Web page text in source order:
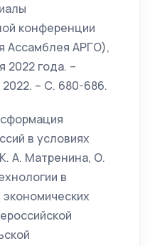
конференции
Ассамблея АРГО),
2022 года. –
– С. 680-686.
в условиях
А. Матренина, О.
в